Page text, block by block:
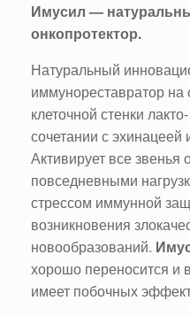
Имусил —
онкопротектор.
Натуральный
иммунореставратор
клеточной стенки
сочетании с эхинацеей
Активирует все звенья
повседневными
стрессом иммунной
возникновения
новообразований.
хорошо переносится и
имеет побочных